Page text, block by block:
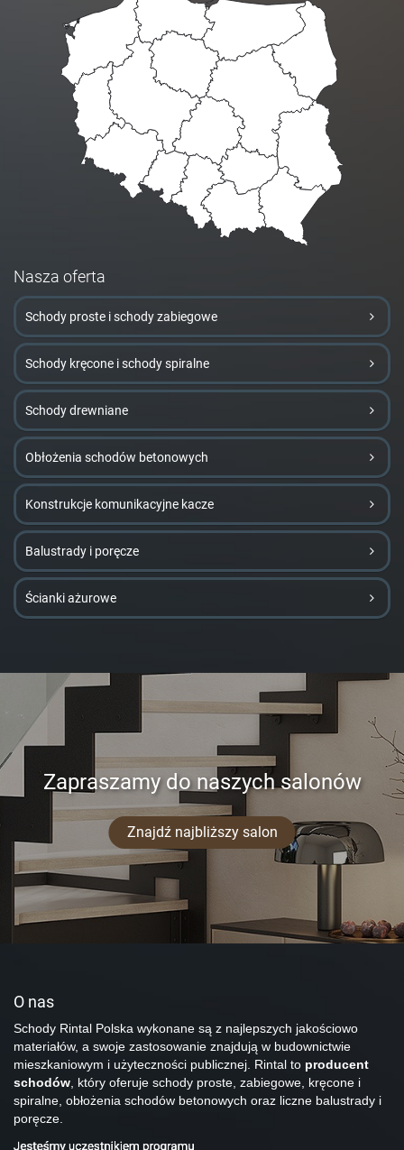
Nasza oferta
Schody proste i schody zabiegowe
Schody kręcone i schody spiralne
Schody drewniane
Obłożenia schodów betonowych
Konstrukcje komunikacyjne kacze
Balustrady i poręcze
Ścianki ażurowe
Zapraszamy do naszych salonów
Znajdź najbliższy salon
O nas
Schody Rintal Polska wykonane są z najlepszych jakościowo
materiałów, a swoje zastosowanie znajdują w budownictwie
mieszkaniowym i użyteczności publicznej. Rintal to producent
schodów, który oferuje schody proste, zabiegowe, kręcone i
spiralne, obłożenia schodów betonowych oraz liczne balustrady i
poręcze.